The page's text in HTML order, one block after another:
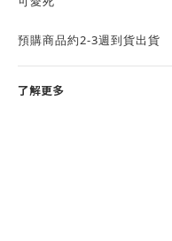
預購商品約2-3週到貨出貨
了解更多